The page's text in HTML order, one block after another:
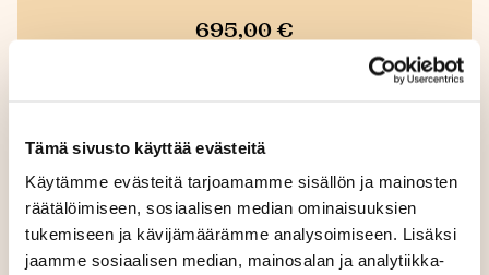
Tämä sivusto käyttää evästeitä
Käytämme evästeitä tarjoamamme sisällön ja mainosten
räätälöimiseen, sosiaalisen median ominaisuuksien
tukemiseen ja kävijämäärämme analysoimiseen. Lisäksi
jaamme sosiaalisen median, mainosalan ja analytiikka-
695,00 €